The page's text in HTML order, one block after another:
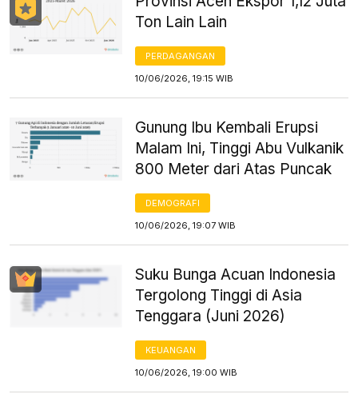
Ton Lain Lain
PERDAGANGAN
10/06/2026, 19:15 WIB
Gunung Ibu Kembali Erupsi
Malam Ini, Tinggi Abu Vulkanik
800 Meter dari Atas Puncak
DEMOGRAFI
10/06/2026, 19:07 WIB
Suku Bunga Acuan Indonesia
Tergolong Tinggi di Asia
Tenggara (Juni 2026)
KEUANGAN
10/06/2026, 19:00 WIB